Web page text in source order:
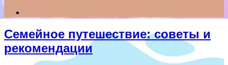
for
Семейное путешествие: советы и
рекомендации